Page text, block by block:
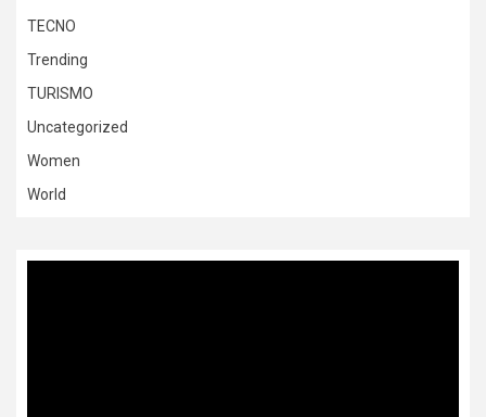
TECNO
Trending
TURISMO
Uncategorized
Women
World